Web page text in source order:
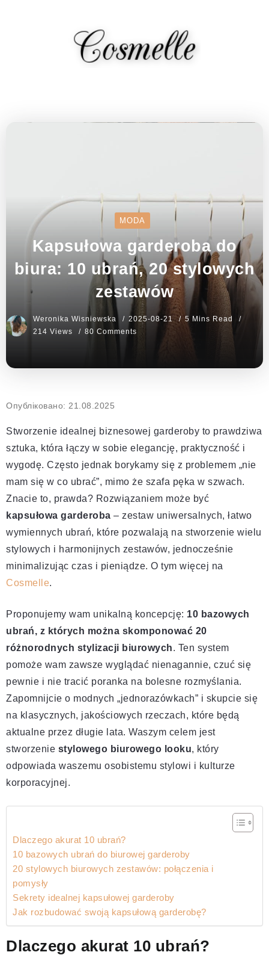
MODA
Kapsułowa garderoba do
biura: 10 ubrań, 20 stylowych
zestawów
Weronika Wisniewska 2025-08-21
5 Mins Read
214 Views
80 Comments
Опубліковано: 21.08.2025
Stworzenie idealnej biznesowej garderoby to prawdziwa
sztuka, która łączy w sobie elegancję, praktyczność i
wygodę. Często jednak borykamy się z problemem „nie
mam się w co ubrać”, mimo że szafa pęka w szwach.
Znacie to, prawda? Rozwiązaniem może być
kapsułowa garderoba – zestaw uniwersalnych, łatwo
wymiennych ubrań, które pozwalają na stworzenie wielu
stylowych i harmonijnych zestawów, jednocześnie
minimalizując czas i pieniądze. O tym więcej na
Cosmelle.
Proponujemy wam unikalną koncepcję: 10 bazowych
ubrań, z których można skomponować 20
różnorodnych stylizacji biurowych. Ten system
pomoże wam zawsze wyglądać nienagannie, czuć się
pewnie i nie tracić poranka na bolesne rozmyślania.
Zapomnijcie o modnych „jednorazówkach” i skupcie się
na klasycznych, jakościowych rzeczach, które będą
aktualne przez długie lata. Waszym celem jest
stworzenie stylowego biurowego looku, który
odpowiada waszemu osobistemu stylowi i kulturze
korporacyjnej.
Dlaczego akurat 10 ubrań?
10 bazowych ubrań do biurowej garderoby
20 stylowych biurowych zestawów: połączenia i
pomysły
Sekrety idealnej kapsułowej garderoby
Jak rozbudować swoją kapsułową garderobę?
Dlaczego akurat 10 ubrań?